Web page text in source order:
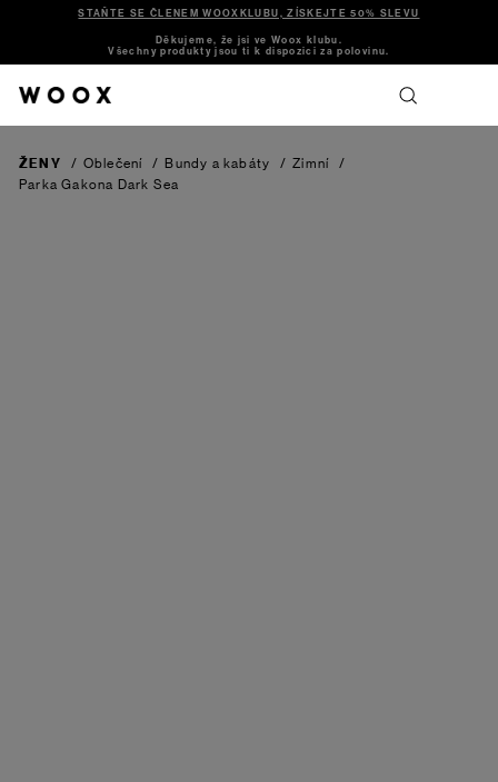
STAŇTE SE ČLENEM WOOXKLUBU, ZÍSKEJTE 50% SLEVU
Děkujeme, že jsi ve Woox klubu.
Všechny produkty jsou ti k dispozici za polovinu.
ŽENY / Oblečení / Bundy a kabáty / Zimní
/
Parka Gakona Dark Sea